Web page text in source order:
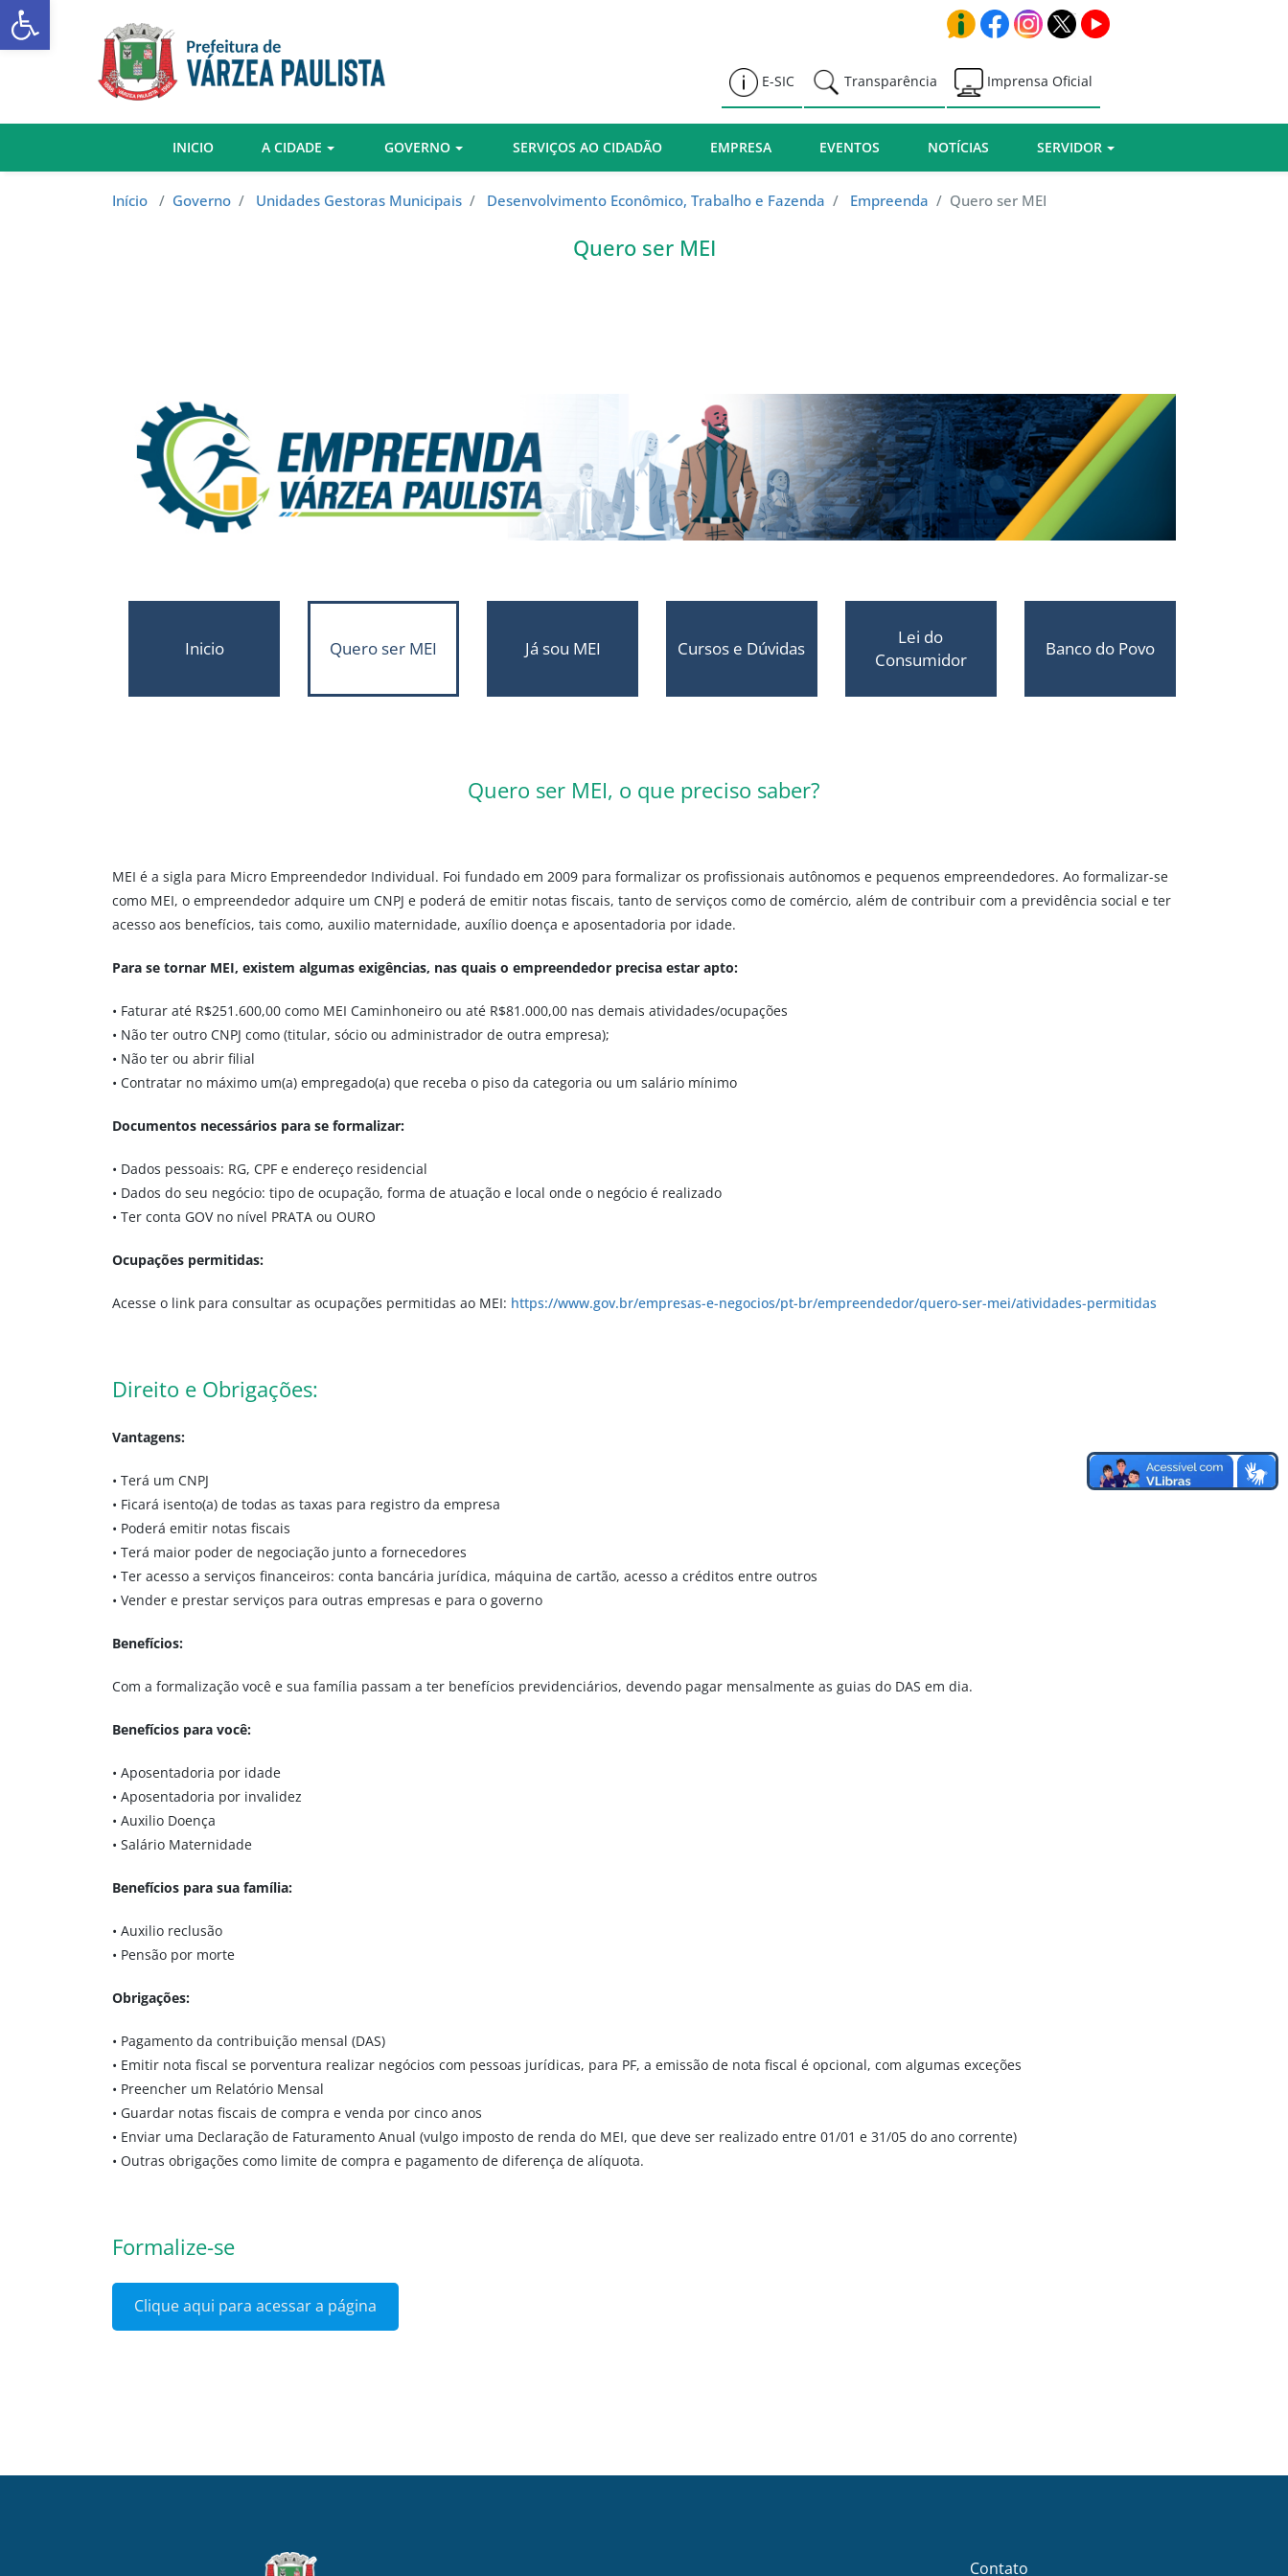
Skip
to
E-SIC Transparência Imprensa Oficial
INICIO A CIDADE GOVERNO SERVIÇOS AO CIDADÃO EMPRESA EVENTOS NOTÍCIAS SERVIDOR
Início / Governo / Unidades Gestoras Municipais / Desenvolvimento Econômico, Trabalho e Fazenda / Empreenda / Quero ser MEI
Quero ser MEI
Inicio Quero ser MEI Já sou MEI Cursos e Dúvidas
Lei do
Consumidor
Banco do Povo
Quero ser MEI, o que preciso saber?
MEI é a sigla para Micro Empreendedor Individual. Foi fundado em 2009 para formalizar os profissionais autônomos e pequenos empreendedores. Ao formalizar-se
como MEI, o empreendedor adquire um CNPJ e poderá de emitir notas fiscais, tanto de serviços como de comércio, além de contribuir com a previdência social e ter
acesso aos benefícios, tais como, auxilio maternidade, auxílio doença e aposentadoria por idade.
Para se tornar MEI, existem algumas exigências, nas quais o empreendedor precisa estar apto:
• Faturar até R$251.600,00 como MEI Caminhoneiro ou até R$81.000,00 nas demais atividades/ocupações
• Não ter outro CNPJ como (titular, sócio ou administrador de outra empresa);
• Não ter ou abrir filial
• Contratar no máximo um(a) empregado(a) que receba o piso da categoria ou um salário mínimo
Documentos necessários para se formalizar:
• Dados pessoais: RG, CPF e endereço residencial
• Dados do seu negócio: tipo de ocupação, forma de atuação e local onde o negócio é realizado
• Ter conta GOV no nível PRATA ou OURO
Ocupações permitidas:
Acesse o link para consultar as ocupações permitidas ao MEI: https://www.gov.br/empresas-e-negocios/pt-br/empreendedor/quero-ser-mei/atividades-permitidas
Direito e Obrigações:
Vantagens:
• Terá um CNPJ
• Ficará isento(a) de todas as taxas para registro da empresa
• Poderá emitir notas fiscais
• Terá maior poder de negociação junto a fornecedores
• Ter acesso a serviços financeiros: conta bancária jurídica, máquina de cartão, acesso a créditos entre outros
• Vender e prestar serviços para outras empresas e para o governo
Benefícios:
Com a formalização você e sua família passam a ter benefícios previdenciários, devendo pagar mensalmente as guias do DAS em dia.
Benefícios para você:
• Aposentadoria por idade
• Aposentadoria por invalidez
• Auxilio Doença
• Salário Maternidade
Benefícios para sua família:
• Auxilio reclusão
• Pensão por morte
Obrigações:
• Pagamento da contribuição mensal (DAS)
• Emitir nota fiscal se porventura realizar negócios com pessoas jurídicas, para PF, a emissão de nota fiscal é opcional, com algumas exceções
• Preencher um Relatório Mensal
• Guardar notas fiscais de compra e venda por cinco anos
• Enviar uma Declaração de Faturamento Anual (vulgo imposto de renda do MEI, que deve ser realizado entre 01/01 e 31/05 do ano corrente)
• Outras obrigações como limite de compra e pagamento de diferença de alíquota.
Formalize-se
Clique aqui para acessar a página
Contato